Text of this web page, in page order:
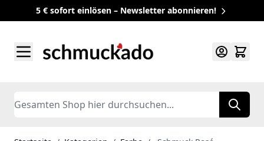
5 € sofort einlösen – Newsletter abonnieren!
Search